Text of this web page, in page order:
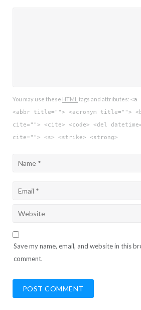
You may use these HTML tags and attributes:
<abbr title=""> <acronym title="">
cite=""> <cite> <code> <del
cite=""> <s> <strike> <strong>
Save my name, email, and website in this
comment.